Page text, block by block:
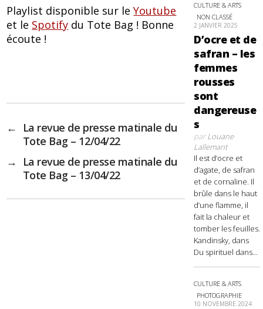
Playlist disponible sur leYoutube
et le Spotify du Tote Bag ! Bonne
écoute !
←
La revue de presse matinale du
Tote Bag – 12/04/22
→
La revue de presse matinale du
Tote Bag – 13/04/22
CULTURE & ARTS
NON CLASSÉ
2 JANVIER 2025
D’ocre et de
safran – les
femmes
rousses
sont
dangereuse
s
parLouane
Lallemant
Il est d’ocre et
d’agate, de safran
et de cornaline. Il
brûle dans le haut
d’une flamme, il
fait la chaleur et
tomber les feuilles.
Kandinsky, dans
Du spirituel dans...
CULTURE & ARTS
PHOTOGRAPHIE
10 NOVEMBRE 2024